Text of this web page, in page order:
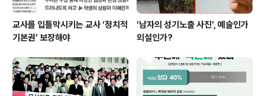
교사를 입틀막시키는 교사 ‘정치적
기본권’ 보장해야
'남자의 성기노출 사진', 예술인가
외설인가?